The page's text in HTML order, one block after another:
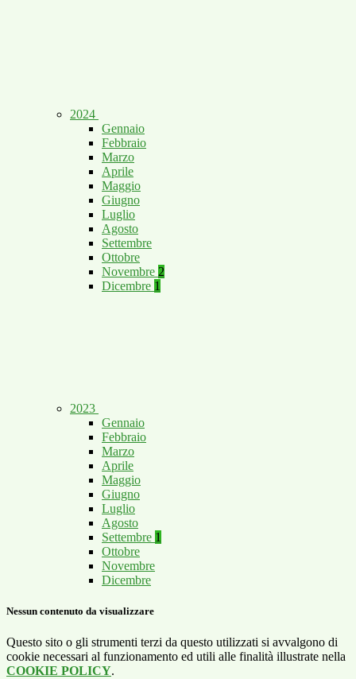
2024
Gennaio
Febbraio
Marzo
Aprile
Maggio
Giugno
Luglio
Agosto
Settembre
Ottobre
Novembre 2
Dicembre 1
2023
Gennaio
Febbraio
Marzo
Aprile
Maggio
Giugno
Luglio
Agosto
Settembre 1
Ottobre
Novembre
Dicembre
Nessun contenuto da visualizzare
Questo sito o gli strumenti terzi da questo utilizzati si avvalgono di
cookie necessari al funzionamento ed utili alle finalità illustrate nella
COOKIE POLICY.